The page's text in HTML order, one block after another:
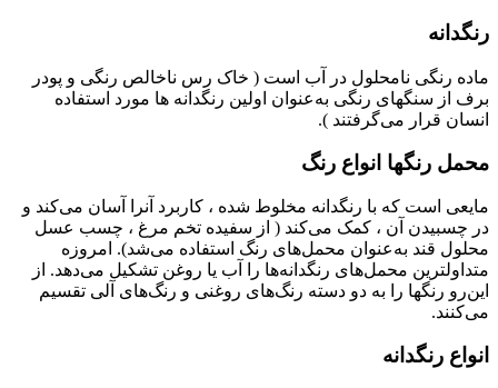
رنگدانه
ماده رنگی نامحلول در آب است ( خاک رس ناخالص رنگی و پودر
برف از سنگهای رنگی به‌عنوان اولین رنگدانه ها مورد استفاده
انسان قرار می‌گرفتند ).
محمل رنگها انواع رنگ
مایعی است که با رنگدانه مخلوط شده ، کاربرد آنرا آسان می‌کند و
در چسبیدن آن ، کمک می‌کند ( از سفیده تخم مرغ ، چسب عسل
محلول قند به‌عنوان محمل‌های رنگ استفاده می‌شد). امروزه
متداولترین محمل‌های رنگدانه‌ها را آب یا روغن تشکیل می‌دهد. از
این‌رو رنگها را به دو دسته رنگ‌های روغنی و رنگ‌های آلی تقسیم
می‌کنند.
انواع رنگدانه